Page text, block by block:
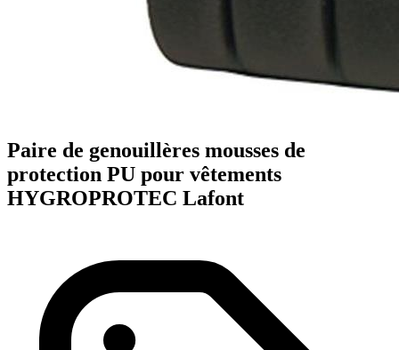
Paire de genouillères mousses de
protection PU pour vêtements
HYGROPROTEC Lafont